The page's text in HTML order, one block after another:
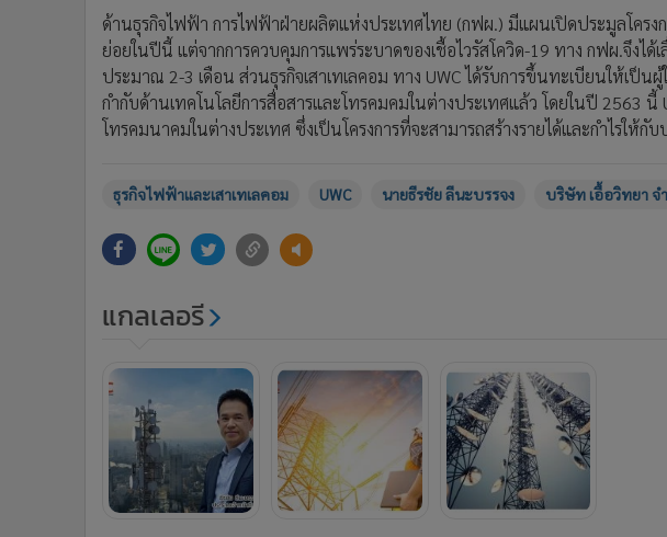
ด้านธุรกิจไฟฟ้า การไฟฟ้าฝ่ายผลิตแห่งประเทศไทย (กฟผ.) มีแผนเปิดประมูลโครง
ย่อยในปีนี้ แต่จากการควบคุมการแพร่ระบาดของเชื้อไวรัสโควิด-19 ทาง กฟผ.จึงได้เ
ประมาณ 2-3 เดือน ส่วนธุรกิจเสาเทเลคอม ทาง UWC ได้รับการขึ้นทะเบียนให้เป็
กำกับด้านเทคโนโลยีการสื่อสารและโทรคมคมในต่างประเทศแล้ว โดยในปี 2563 นี้
โทรคมนาคมในต่างประเทศ ซึ่งเป็นโครงการที่จะสามารถสร้างรายได้และกำไรให้กั
ธุรกิจไฟฟ้าและเสาเทเลคอม UWC นายธีรชัย ลีนะบรรจง บริษัท เอื้อวิทยา จ
แกลเลอรี